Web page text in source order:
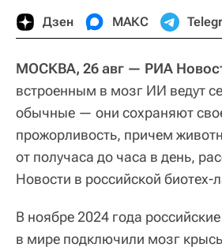
Дзен МАКС
МОСКВА, 26 авг — РИА
встроенным в мозг ИИ ведут
обычные — они сохраняют
прожорливость, причем
от получаса до часа в день,
Новости в российской биотех-
В ноябре 2024 года
в мире подключили мозг